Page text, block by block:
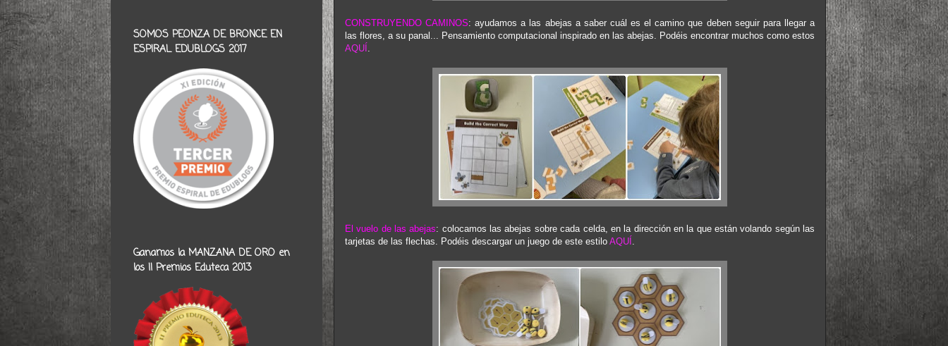
CONSTRUYENDO CAMINOS: ayudamos a las abejas a saber cuál es el camino que deben seguir para llegar a
las flores, a su panal... Pensamiento computacional inspirado en las abejas. Podéis encontrar muchos como estos
AQUÍ
El vuelo de las abejas: colocamos las abejas sobre cada celda, en la dirección en la que están volando según las
tarjetas de las flechas. Podéis descargar un juego de este estilo AQUÍ
SOMOS PEONZA DE BRONCE EN
ESPIRAL EDUBLOGS 2017
Ganamos la MANZANA DE ORO en
los II Premios Eduteca 2013